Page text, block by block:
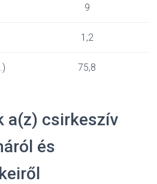
9
1,2
75,8
a(z) csirkeszív
és